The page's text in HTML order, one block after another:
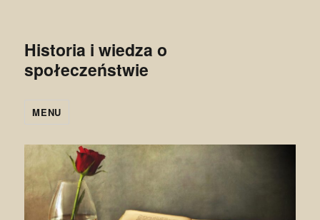
Historia i wiedza o
społeczeństwie
MENU